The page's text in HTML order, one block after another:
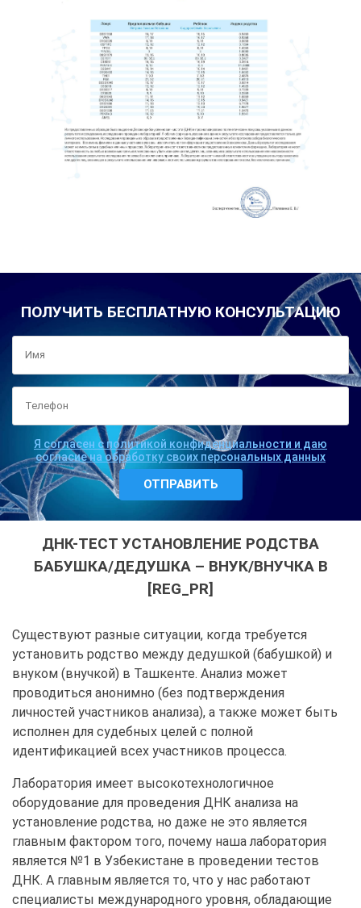
ПОЛУЧИТЬ БЕСПЛАТНУЮ КОНСУЛЬТАЦИЮ
Я согласен с политикой конфиденциальности и даю
согласие на обработку своих персональных данных
ДНК-ТЕСТ УСТАНОВЛЕНИЕ РОДСТВА
БАБУШКА/ДЕДУШКА – ВНУК/ВНУЧКА В
[REG_PR]
Существуют разные ситуации, когда требуется
установить родство между дедушкой (бабушкой) и
внуком (внучкой) в Ташкенте. Анализ может
проводиться анонимно (без подтверждения
личностей участников анализа), а также может быть
исполнен для судебных целей с полной
идентификацией всех участников процесса.
Лаборатория имеет высокотехнологичное
оборудование для проведения ДНК анализа на
установление родства, но даже не это является
главным фактором того, почему наша лаборатория
является №1 в Узбекистане в проведении тестов
ДНК. А главным является то, что у нас работают
специалисты международного уровня, обладающие